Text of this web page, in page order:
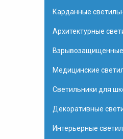
Карданные
Архитектурные
Взрывозащищенные
Медицинские
Светильники для
Декоративные
Интерьерные